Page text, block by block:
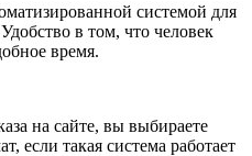
системой для
в том, что человек
время.
на сайте, вы выбираете
если такая система работает